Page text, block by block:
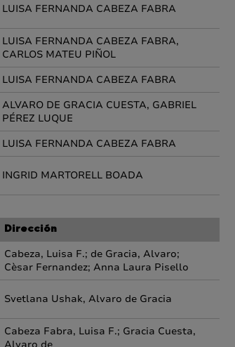
LUISA FERNANDA CABEZA FABRA
LUISA FERNANDA CABEZA FABRA,
CARLOS MATEU PIÑOL
LUISA FERNANDA CABEZA FABRA
ALVARO DE GRACIA CUESTA, GABRIEL
PÉREZ LUQUE
LUISA FERNANDA CABEZA FABRA
INGRID MARTORELL BOADA
Dirección
Cabeza, Luisa F.; de Gracia, Alvaro;
Cèsar Fernandez; Anna Laura Pisello
Svetlana Ushak, Alvaro de Gracia
Cabeza Fabra, Luisa F.; Gracia Cuesta,